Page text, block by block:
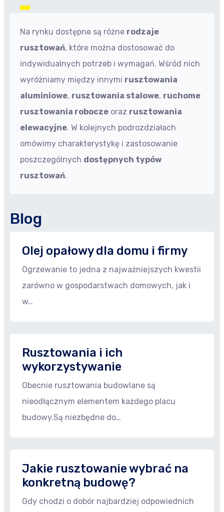
Na rynku dostępne są różne rodzaje
rusztowań, które można dostosować do
indywidualnych potrzeb i wymagań. Wśród nich
wyróżniamy między innymi rusztowania
aluminiowe, rusztowania stalowe, ruchome
rusztowania robocze oraz rusztowania
elewacyjne. W kolejnych podrozdziałach
omówimy charakterystykę i zastosowanie
poszczególnych dostępnych typów
rusztowań.
Blog
Olej opałowy dla domu i firmy
Ogrzewanie to jedna z najważniejszych kwestii
zarówno w gospodarstwach domowych, jak i
w…
Rusztowania i ich
wykorzystywanie
Obecnie rusztowania budowlane są
nieodłącznym elementem każdego placu
budowy.Są niezbędne do…
Jakie rusztowanie wybrać na
konkretną budowę?
Gdy chodzi o dobór najbardziej odpowiednich